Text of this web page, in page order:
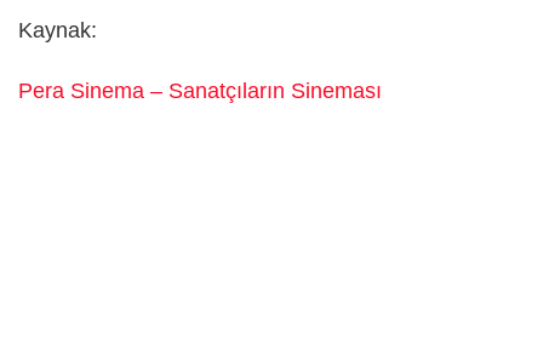
Kaynak:
Pera Sinema – Sanatçıların Sineması